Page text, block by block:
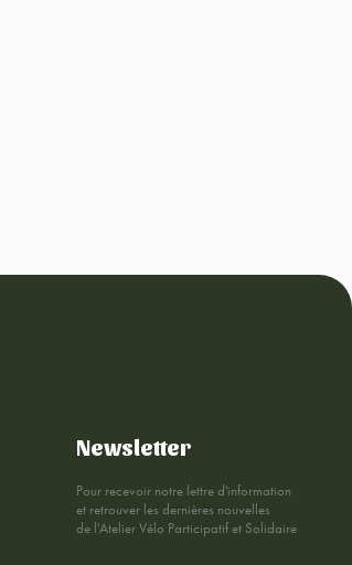
Newsletter
Pour recevoir notre lettre d'information
et retrouver les dernières nouvelles
de l'Atelier Vélo Participatif et Solidaire